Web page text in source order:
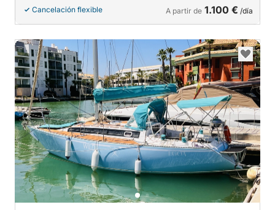
Cancelación flexible A partir de 1.100 € /día